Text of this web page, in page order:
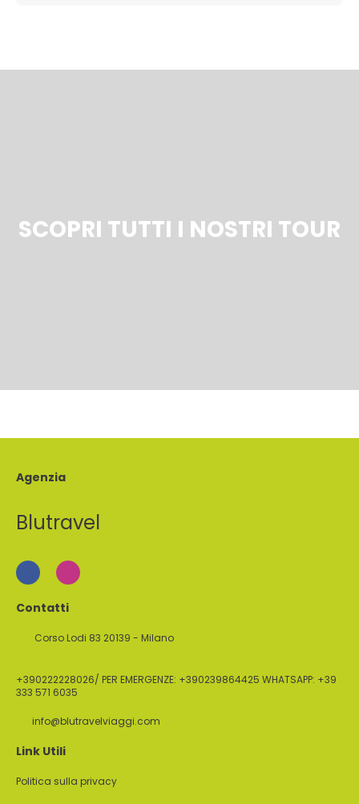
SCOPRI TUTTI I NOSTRI TOUR
Agenzia
Blutravel
Contatti
Corso Lodi 83 20139 - Milano
+390222228026/ PER EMERGENZE: +390239864425 WHATSAPP: +39
333 571 6035
info@blutravelviaggi.com
Link Utili
Politica sulla privacy